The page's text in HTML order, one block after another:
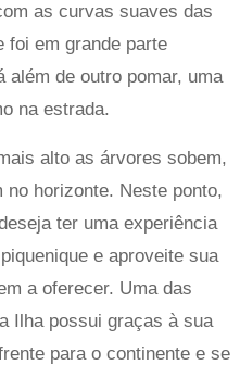
as curvas suaves das
foi em grande parte
além de outro pomar, uma
na estrada.
alto as árvores sobem,
horizonte. Neste ponto,
ter uma experiência
e aproveite sua
a oferecer. Uma das
Ilha possui graças à sua
para o continente e se